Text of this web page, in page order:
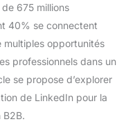
675 millions
40% se connectent
multiples opportunités
professionnels dans un
se propose d’explorer
de LinkedIn pour la